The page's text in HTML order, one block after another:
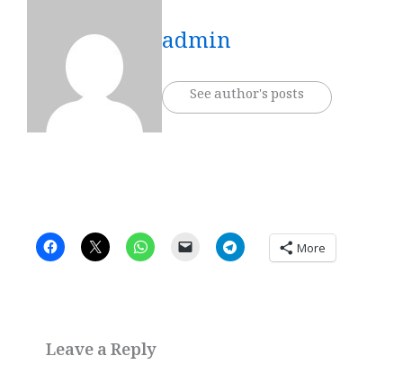
admin
See author's posts
More
Leave a Reply